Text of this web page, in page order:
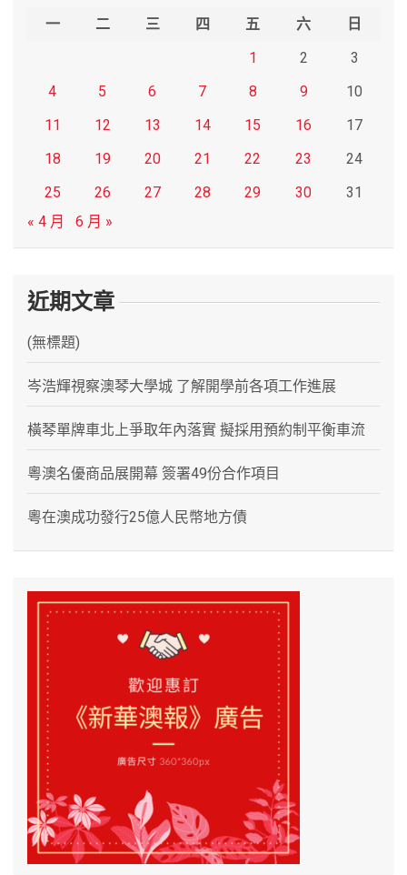
一 二 三 四 五 六
日
1
2
3
4
5 6 7 8 9
10
11
12 13 14 15 16
17
18
19 20 21 22 23
24
25
26 27 28 29 30
31
« 4 月
6 月 »
近期文章
(無標題)
岑浩輝視察澳琴大學城 了解開學前各項工作進展
橫琴單牌車北上爭取年內落實 擬採用預約制平衡車流
粵澳名優商品展開幕 簽署49份合作項目
粵在澳成功發行25億人民幣地方債